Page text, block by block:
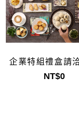
企業特組禮盒請
司
NT$0